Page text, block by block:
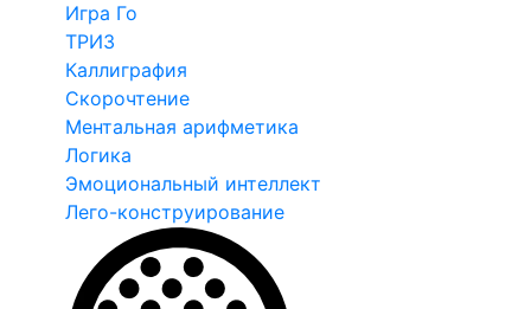
Игра Го
ТРИЗ
Каллиграфия
Скорочтение
Ментальная арифметика
Логика
Эмоциональный интеллект
Лего-конструирование